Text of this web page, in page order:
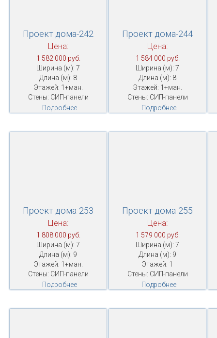
Проект дома-242
Цена:
1 582 000 руб.
Ширина (м): 7
Длина (м): 8
Этажей: 1+ман.
Стены: СИП-панели
Подробнее
Проект дома-244
Цена:
1 584 000 руб.
Ширина (м): 7
Длина (м): 8
Этажей: 1+ман.
Стены: СИП-панели
Подробнее
Проект дома-253
Цена:
1 808 000 руб.
Ширина (м): 7
Длина (м): 9
Этажей: 1+ман.
Стены: СИП-панели
Подробнее
Проект дома-255
Цена:
1 579 000 руб.
Ширина (м): 7
Длина (м): 9
Этажей: 1
Стены: СИП-панели
Подробнее